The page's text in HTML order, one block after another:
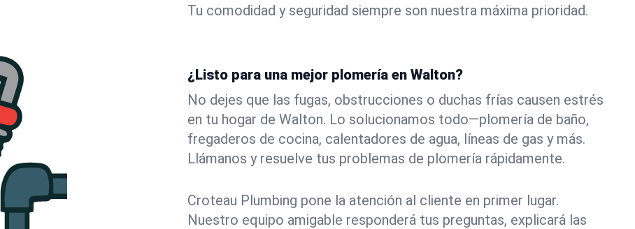
Tu comodidad y seguridad siempre son nuestra máxima prioridad.
¿Listo para una mejor plomería en Walton?
No dejes que las fugas, obstrucciones o duchas frías causen estrés
en tu hogar de Walton. Lo solucionamos todo—plomería de baño,
fregaderos de cocina, calentadores de agua, líneas de gas y más.
Llámanos y resuelve tus problemas de plomería rápidamente.
Croteau Plumbing pone la atención al cliente en primer lugar.
Nuestro equipo amigable responderá tus preguntas, explicará las